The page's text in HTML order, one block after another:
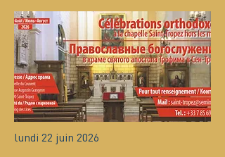
lundi 22 juin 2026